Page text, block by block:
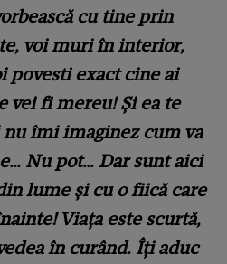
cu tine prin
voi muri în interior,
povesti exact cine ai
vei fi mereu! Şi ea te
îmi imaginez cum va
Nu pot… Dar sunt aici
lume şi cu o fiică care
Viaţa este scurtă,
în curând. Îţi aduc